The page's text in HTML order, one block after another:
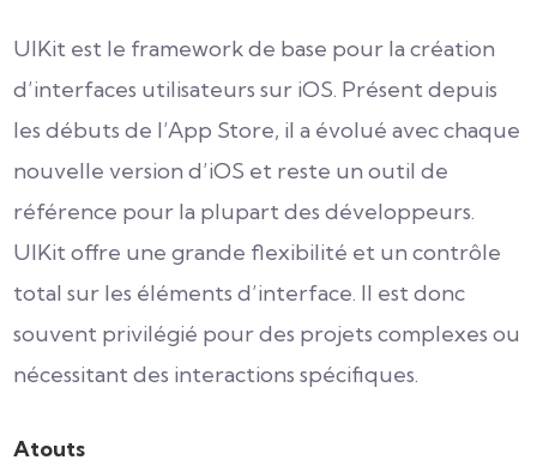
UIKit est le framework de base pour la création
d’interfaces utilisateurs sur iOS. Présent depuis
les débuts de l’App Store, il a évolué avec chaque
nouvelle version d’iOS et reste un outil de
référence pour la plupart des développeurs.
UIKit offre une grande flexibilité et un contrôle
total sur les éléments d’interface. Il est donc
souvent privilégié pour des projets complexes ou
nécessitant des interactions spécifiques.
Atouts